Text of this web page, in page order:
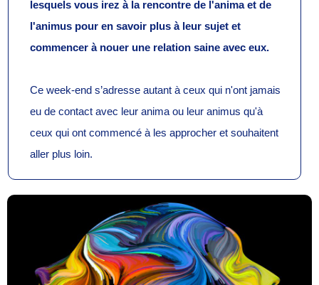
lesquels vous irez à la rencontre de l'anima et de
l'animus pour en savoir plus à leur sujet et
commencer à nouer une relation saine avec eux.
Ce week-end s’adresse autant à ceux qui n'ont jamais
eu de contact avec leur anima ou leur animus qu'à
ceux qui ont commencé à les approcher et souhaitent
aller plus loin.